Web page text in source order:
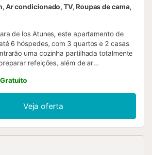
Ar condicionado, TV, Roupas de cama,
de los Atunes, este apartamento de
6 hóspedes, com 3 quartos e 2 casas
uma cozinha partilhada totalmente
refeições, além de ar
de lavar roupa. O apartamento
automático e inclui cama de bebé, com
partilhados disponíveis para crianças.
da varanda privada com vista mar. A
permite-vos aproveitar a costa
Veja oferta